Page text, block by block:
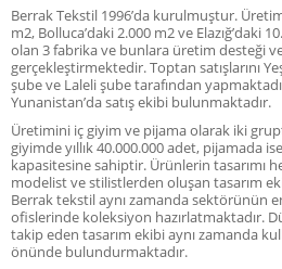
Berrak Tekstil 1996’da kurulmuştur.
m2, Bolluca’daki 2.000 m2 ve Elazığ’daki
olan 3 fabrika ve bunlara üretim desteği
gerçekleştirmektedir. Toptan satışlarını
şube ve Laleli şube tarafından
Yunanistan’da satış ekibi bulunmaktadır.
Üretimini iç giyim ve pijama olarak iki
giyimde yıllık 40.000.000 adet, pijamada
kapasitesine sahiptir. Ürünlerin tasarımı
modelist ve stilistlerden oluşan tasarım
Berrak tekstil aynı zamanda sektörünün
ofislerinde koleksiyon hazırlatmaktadır.
takip eden tasarım ekibi aynı zamanda
önünde bulundurmaktadır.